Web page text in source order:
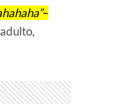
–